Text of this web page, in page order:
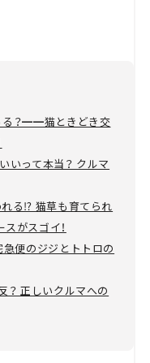
る？━━猫ときどき交
いって本当？ クルマ
れる⁉ 猫草も育てられ
がスゴイ！
急便のジジとトトロの
？ 正しいクルマへの